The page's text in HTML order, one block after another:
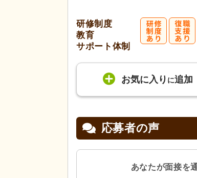
研修制度
教育
サポート体制
お気に入り に追加
応募者の声
あなたが面接を